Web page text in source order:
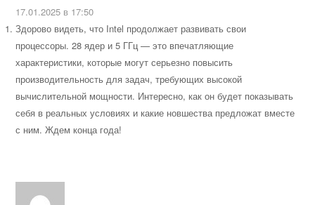
17.01.2025 в 17:50
Здорово видеть, что Intel продолжает развивать свои
процессоры. 28 ядер и 5 ГГц — это впечатляющие
характеристики, которые могут серьезно повысить
производительность для задач, требующих высокой
вычислительной мощности. Интересно, как он будет показывать
себя в реальных условиях и какие новшества предложат вместе
с ним. Ждем конца года!